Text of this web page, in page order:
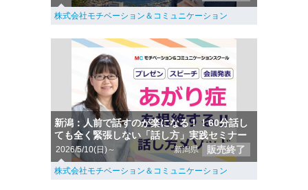
株式会社モチベーション＆コミュニケーション
新潟：人前で話すのが楽になる！！60分話し
ても全く緊張しない「話し方」実践セミナー
2026/5/10(日)～ 新潟県 販売終了
株式会社モチベーション＆コミュニケーション